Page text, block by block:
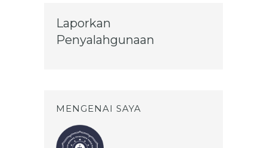
Laporkan
Penyalahgunaan
MENGENAI SAYA